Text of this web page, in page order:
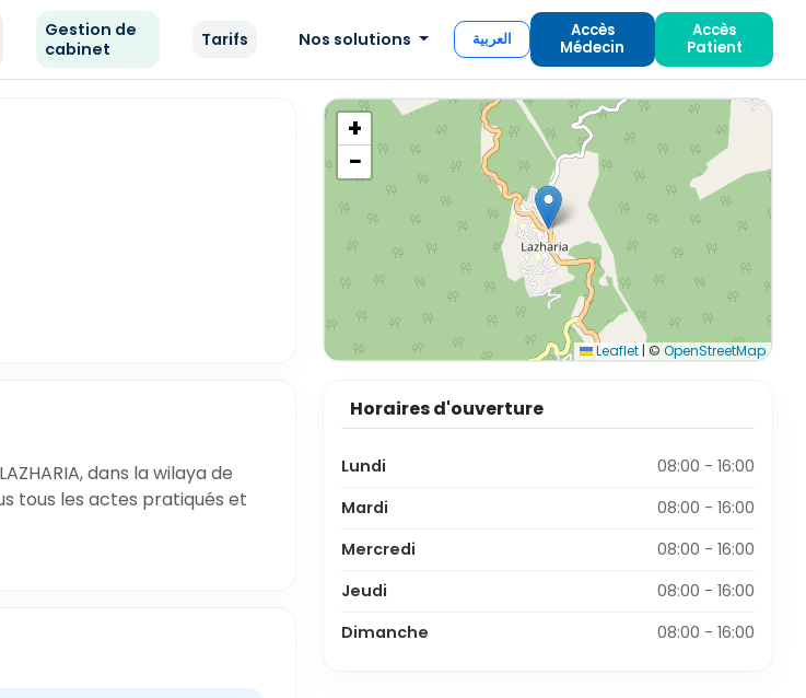
Gestion de
cabinet
Tarifs Nos solutions العربية
Accès
Médecin
Accès
Patient
+
−
Leaflet | © OpenStreetMap
dans la wilaya de
tous les actes pratiqués et
Horaires d'ouverture
Lundi
08:00 - 16:00
Mardi
08:00 - 16:00
Mercredi
08:00 - 16:00
Jeudi
08:00 - 16:00
Dimanche
08:00 - 16:00